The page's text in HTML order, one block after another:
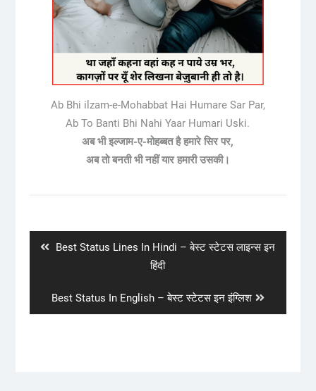
Ab Bhi ilzam-e-Mohabbat Hai Humare Sar Par,
Ab To Banti Bhi Nahi Yaar Humari Uski.
अब भी इल्जाम-ए-मोहब्बत है हमारे सिर पर,
अब तो बनती भी नहीं यार हमारी उसकी।
Previous
Best Status Lines In Hindi – बेस्ट स्टेटस लाइन्स इन
हिंदी
Next
post:
Best Status In English – बेस्ट स्टेटस इन इंग्लिश